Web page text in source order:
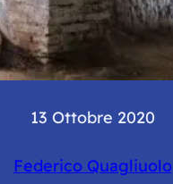
13 Ottobre 2020
Federico Quagliuolo